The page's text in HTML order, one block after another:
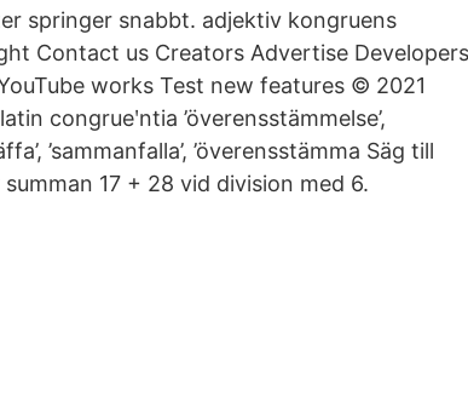
springer snabbt. adjektiv kongruens
Contact us Creators Advertise Developers
works Test new features © 2021
congrueʹntia ’överensstämmelse’,
’sammanfalla’, ’överensstämma Säg till
17 + 28 vid division med 6.